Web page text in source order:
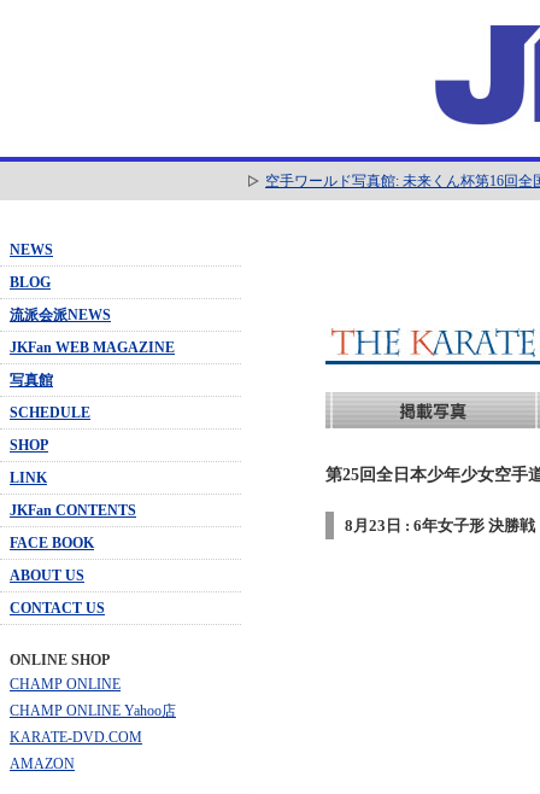
空手ワールド写真館: 未来くん杯第16回
NEWS
BLOG
流派会派NEWS
JKFan WEB MAGAZINE
写真館
SCHEDULE
SHOP
LINK
JKFan CONTENTS
FACE BOOK
ABOUT US
CONTACT US
ONLINE SHOP
CHAMP ONLINE
CHAMP ONLINE Yahoo店
KARATE-DVD.COM
AMAZON
第25回全日本少年少女空手
8月23日 : 6年女子形 決勝戦